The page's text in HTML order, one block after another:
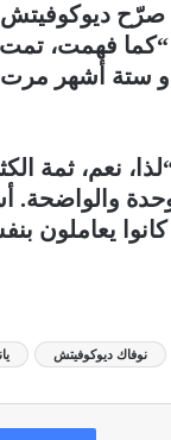
ديوكوفيتش
“كما فهمت،
ستة أشهر مرت
نعم، ثمة
والواضحة.
يعاملون
نوفاك ديوكوفيتش